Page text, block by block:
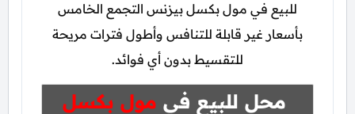
للبيع في مول بكسل بيزنس التجمع الخامس
بأسعار غير قابلة للتنافس وأطول فترات مريحة
للتقسيط بدون أي فوائد.
محل للبيع في مول بكسل